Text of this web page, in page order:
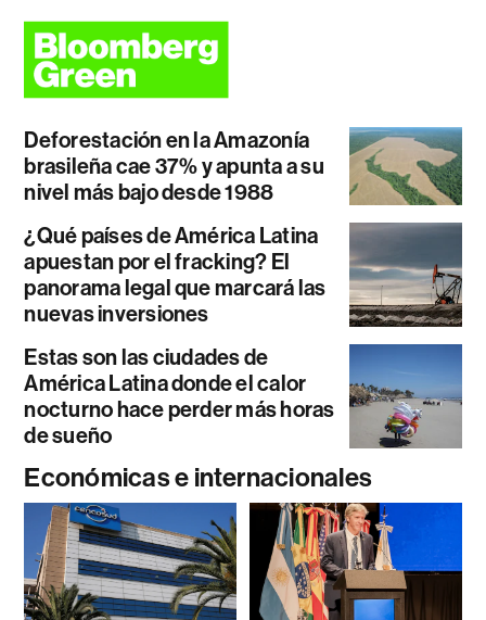
Deforestación en la Amazonía
brasileña cae 37% y apunta a su
nivel más bajo desde 1988
¿Qué países de América Latina
apuestan por el fracking? El
panorama legal que marcará las
nuevas inversiones
Estas son las ciudades de
América Latina donde el calor
nocturno hace perder más horas
de sueño
Económicas e internacionales